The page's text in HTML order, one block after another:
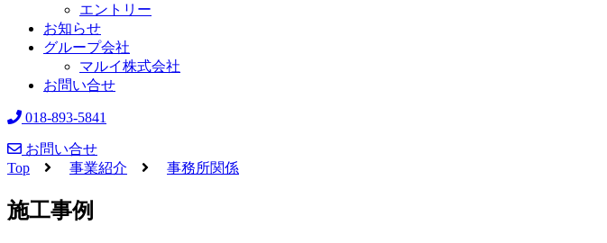
エントリー
お知らせ
グループ会社
マルイ株式会社
お問い合せ
018-893-5841
お問い合せ
Top
事業紹介 事務所関係
施工事例